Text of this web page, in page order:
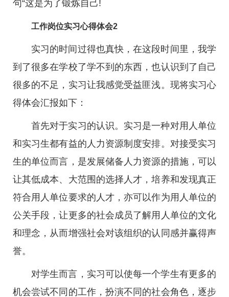
句“这是为了锻炼自己!
工作岗位实习心得体会2
实习的时间过得也真快，在这段时间里，我学
到了很多在学校了学不到的东西，也认识到了自己
很多的不足，实习让我感觉受益匪浅。现将实习心
得体会汇报如下：
首先对于实习的认识。实习是一种对用人单位
和实习生都有益的人力资源制度安排。对接受实习
生的单位而言，是发展储备人力资源的措施，可以
让其低成本、大范围的选择人才，培养和发现真正
符合用人单位要求的人才，亦可以作为用人单位的
公关手段，让更多的社会成员了解用人单位的文化
和理念，从而增强社会对该组织的认同感并赢得声
誉。
对学生而言，实习可以使每一个学生有更多的
机会尝试不同的工作，扮演不同的社会角色，逐步